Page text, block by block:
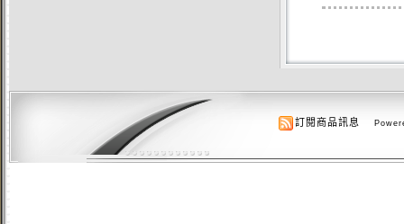
訂閱商品訊息